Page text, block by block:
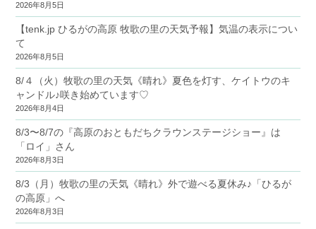
2026年8月5日
【tenk.jp ひるがの高原 牧歌の里の天気予報】気温の表示につい
て
2026年8月5日
8/４（火）牧歌の里の天気《晴れ》夏色を灯す、ケイトウのキ
ャンドル♪咲き始めています♡
2026年8月4日
8/3〜8/7の『高原のおともだちクラウンステージショー』は
「ロイ」さん
2026年8月3日
8/3（月）牧歌の里の天気《晴れ》外で遊べる夏休み♪「ひるが
の高原」へ
2026年8月3日